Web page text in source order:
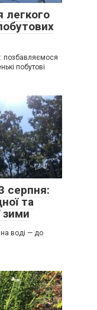
легкого
позбавляємося
побутові
0
серпня:
та
зими
на воді — до